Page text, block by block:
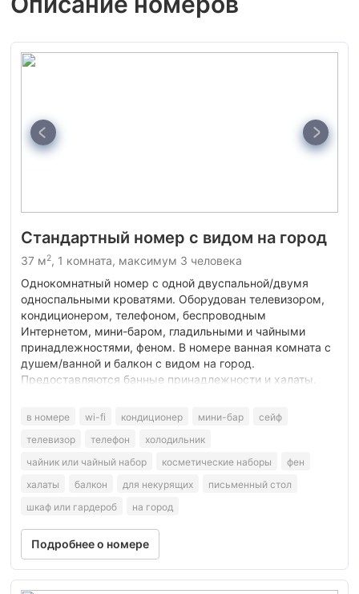
Стандартный номер с видом на город
37 м2, 1 комната, максимум 3 человека
Однокомнатный номер с одной двуспальной/двумя
односпальными кроватями. Оборудован телевизором,
кондиционером, телефоном, беспроводным
Интернетом, мини-баром, гладильными и чайными
принадлежностями, феном. В номере ванная комната с
душем/ванной и балкон с видом на город.
Предоставляются банные принадлежности и халаты.
в номере wi-fi кондиционер мини-бар
сейф
телевизор
телефон
холодильник
чайник или чайный набор
косметические наборы
фен
халаты
балкон для некурящих
письменный стол
шкаф или гардероб
на город
Подробнее о номере